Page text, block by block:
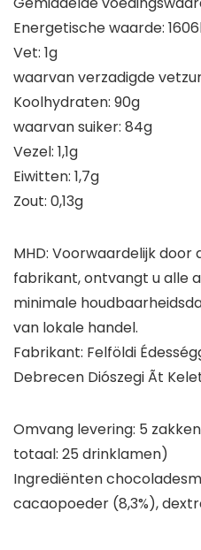
Energetische waarde:
Vet: 1g
waarvan verzadigde
Koolhydraten: 90g
waarvan suiker: 84g
Vezel: 1,1g
Eiwitten: 1,7g
Zout: 0,13g
MHD: Voorwaardelijk door
fabrikant, ontvangt u alle
minimale
van lokale handel.
Fabrikant: Felföldi
Debrecen Diószegi Ãt
Omvang levering: 5
totaal: 25 drinklamen)
Ingrediënten
cacaopoeder (8,3%),